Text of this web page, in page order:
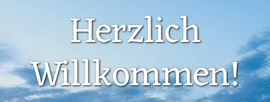
Herzlich
Willkommen!